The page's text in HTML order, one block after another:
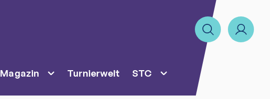
Magazin Turnierwelt STC